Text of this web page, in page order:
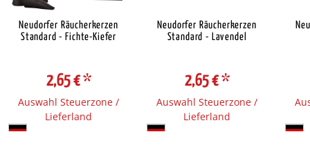
Neudorfer Räucherkerzen
Standard - Fichte-Kiefer
2,65 €*
Auswahl Steuerzone /
Lieferland
Neudorfer Räucherkerzen
Standard - Lavendel
2,65 €*
Auswahl Steuerzone /
Lieferland